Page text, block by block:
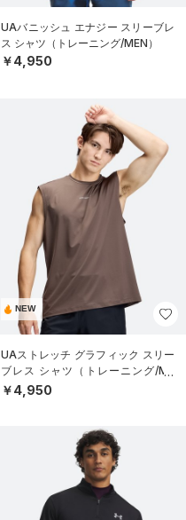
UAバニッシュ エナジー スリーブレ
ス シャツ（トレーニング/MEN）
￥4,950
NEW
UAストレッチ グラフィック スリー
ブレス シャツ（トレーニング/ME
N）
￥4,950